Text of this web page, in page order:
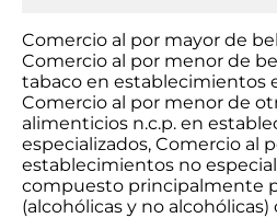
Comercio al por mayor de
Comercio al por menor de
tabaco en establecimientos
Comercio al por menor de
alimenticios n.c.p. en
especializados, Comercio al
establecimientos no
compuesto principalmente
(alcohólicas y no alcohólicas)